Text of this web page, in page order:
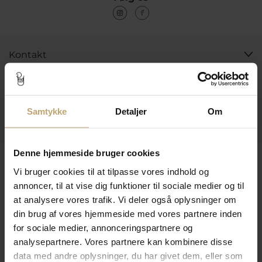
Samtykke Detaljer Om
Denne hjemmeside bruger cookies
Vi bruger cookies til at tilpasse vores indhold og
annoncer, til at vise dig funktioner til sociale medier og til
at analysere vores trafik. Vi deler også oplysninger om
din brug af vores hjemmeside med vores partnere inden
for sociale medier, annonceringspartnere og
analysepartnere. Vores partnere kan kombinere disse
data med andre oplysninger, du har givet dem, eller som
Kontakt
Åbningstider I Butikken
Leveringsmuligheder
Betalingsmuligheder
Sikker Og Tryg E-Handel